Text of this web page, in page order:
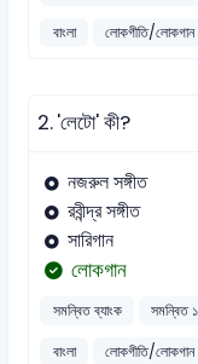
বাংলা
লোকগীতি/লোকগান
2.'লেটো' কী?
নজরুল সঙ্গীত
রবীন্দ্র সঙ্গীত
সারিগান
লোকগান
সমন্বিত ব্যাংক
সমন্বিত
বাংলা
লোকগীতি/লোকগান